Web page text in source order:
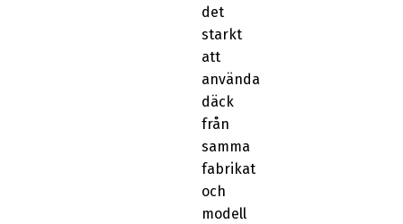
det
starkt
att
använda
däck
från
samma
fabrikat
och
modell